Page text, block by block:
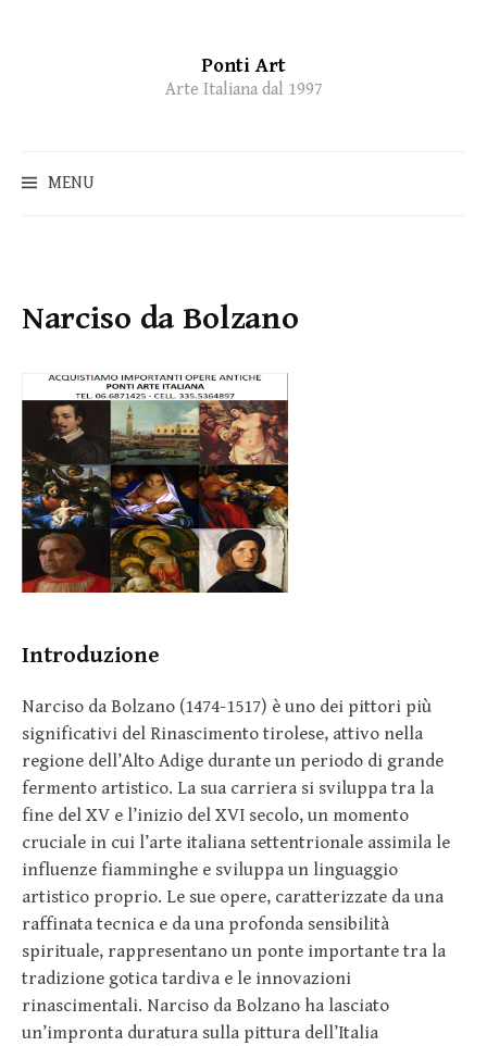
Ponti Art
Arte Italiana dal 1997
MENU
Narciso da Bolzano
Introduzione
Narciso da Bolzano (1474-1517) è uno dei pittori più
significativi del Rinascimento tirolese, attivo nella
regione dell’Alto Adige durante un periodo di grande
fermento artistico. La sua carriera si sviluppa tra la
fine del XV e l’inizio del XVI secolo, un momento
cruciale in cui l’arte italiana settentrionale assimila le
influenze fiamminghe e sviluppa un linguaggio
artistico proprio. Le sue opere, caratterizzate da una
raffinata tecnica e da una profonda sensibilità
spirituale, rappresentano un ponte importante tra la
tradizione gotica tardiva e le innovazioni
rinascimentali. Narciso da Bolzano ha lasciato
un’impronta duratura sulla pittura dell’Italia